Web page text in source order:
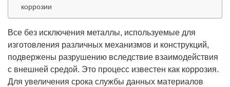
коррозии
Все без исключения металлы, используемые для
изготовления различных механизмов и конструкций,
подвержены разрушению вследствие взаимодействия
с внешней средой. Это процесс известен как коррозия.
Для увеличения срока службы данных материалов